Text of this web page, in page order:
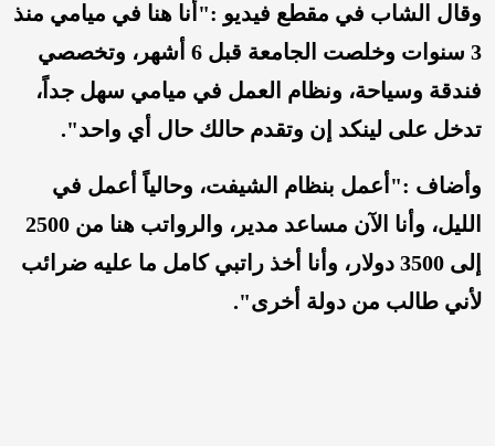
وقال الشاب في مقطع فيديو :"أنا هنا في ميامي منذ
3 سنوات وخلصت الجامعة قبل 6 أشهر، وتخصصي
فندقة وسياحة، ونظام العمل في ميامي سهل جداً،
تدخل على لينكد إن وتقدم حالك حال أي واحد".
وأضاف :"أعمل بنظام الشيفت، وحالياً أعمل في
الليل، وأنا الآن مساعد مدير، والرواتب هنا من 2500
إلى 3500 دولار، وأنا أخذ راتبي كامل ما عليه ضرائب
لأني طالب من دولة أخرى".